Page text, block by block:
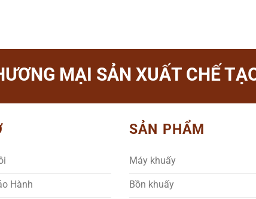
MẠI SẢN XUẤT CHẾ
Hành
SẢN PHẨM
Máy khuấy
Bồn khuấy